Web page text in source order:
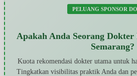
PELUANG SPONSOR
Apakah Anda Seorang
Semarang?
Kuota rekomendasi dokter utama untuk
Tingkatkan visibilitas praktik Anda dan